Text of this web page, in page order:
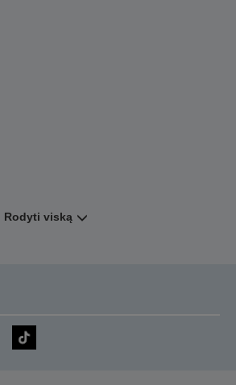
Rodyti viską